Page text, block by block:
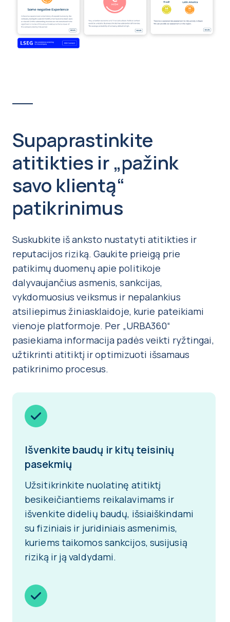
Supaprastinkite
atitikties ir „pažink
savo klientą“
patikrinimus
Suskubkite iš anksto nustatyti atitikties ir
reputacijos riziką. Gaukite prieigą prie
patikimų duomenų apie politikoje
dalyvaujančius asmenis, sankcijas,
vykdomuosius veiksmus ir nepalankius
atsiliepimus žiniasklaidoje, kurie pateikiami
vienoje platformoje. Per „URBA360“
pasiekiama informacija padės veikti ryžtingai,
užtikrinti atitiktį ir optimizuoti išsamaus
patikrinimo procesus.
Išvenkite baudų ir kitų teisinių
pasekmių
Užsitikrinkite nuolatinę atitiktį
besikeičiantiems reikalavimams ir
išvenkite didelių baudų, išsiaiškindami
su fiziniais ir juridiniais asmenimis,
kuriems taikomos sankcijos, susijusią
riziką ir ją valdydami.